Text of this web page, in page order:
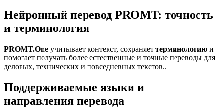
Нейронный перевод PROMT: точность
и терминология
PROMT.One учитывает контекст, сохраняет терминологию и
помогает получать более естественные и точные переводы для
деловых, технических и повседневных текстов..
Поддерживаемые языки и
направления перевода